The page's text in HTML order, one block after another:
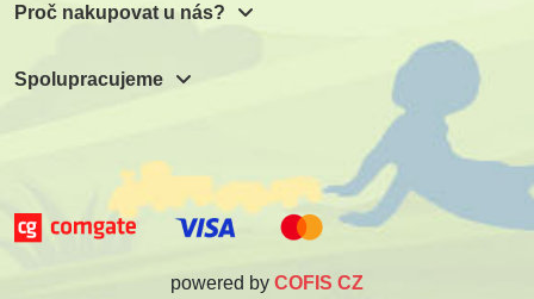
Proč nakupovat u nás?
Spolupracujeme
powered by COFIS CZ